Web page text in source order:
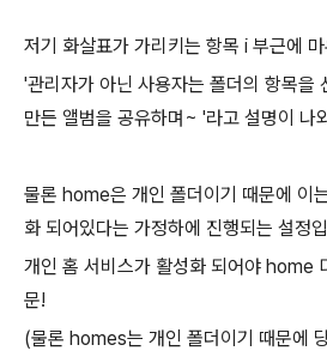
저기 화살표가 가리키는 항목 i 부근에
'관리자가 아닌 사용자는 폴더의 항목을
만든 앨범을 공유하며~ '라고 설명이 나
물론 home은 개인 폴더이기 때문에 이
화 되어있다는 가정하에 진행되는 설정
개인 홈 서비스가 활성화 되어야 home
문!
(물론 homes는 개인 폴더이기 때문에